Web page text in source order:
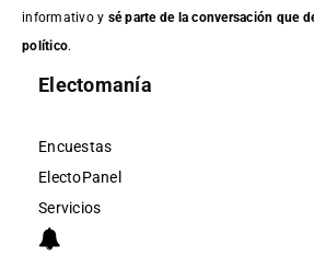
informativo y sé parte de la conversación que
político.
Electomanía
Encuestas
ElectoPanel
Servicios